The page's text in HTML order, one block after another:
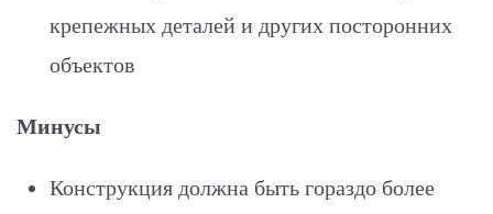
крепежных деталей и других посторонних
объектов
Минусы
Конструкция должна быть гораздо более